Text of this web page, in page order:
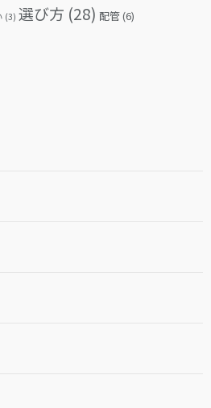
(3) 選び方 (28) 配管(6)